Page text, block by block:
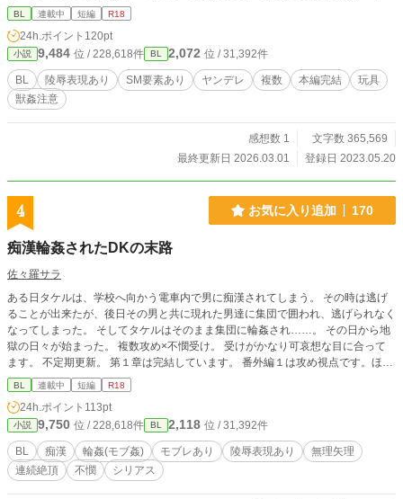
編完結済み・番外編 不定期に配信予定】 ※『横書き』方向に設定してお読みく
ださい。
BL 連載中 短編 R18
24h.ポイント 120pt
小説 9,484 位 / 228,618件 BL 2,072 位 / 31,392件
BL 陵辱表現あり SM要素あり ヤンデレ 複数 本編完結
玩具
獣姦注意
感想数 1
文字数 365,569
最終更新日 2026.03.01
登録日 2023.05.20
4 お気に入り追加 170
痴漢輪姦されたDKの末路
佐々羅サラ
ある日タケルは、学校へ向かう電車内で男に痴漢されてしまう。 その時は逃げ
ることが出来たが、後日その男と共に現れた男達に集団で囲われ、逃げられなく
なってしまった。 そしてタケルはそのまま集団に輪姦され……。 その日から地
獄の日々が始まった。 複数攻め×不憫受け。 受けがかなり可哀想な目に合って
ます。 不定期更新。 第１章は完結しています。 番外編１は攻め視点です。ほぼ
エロ無し。
BL 連載中 短編 R18
24h.ポイント 113pt
小説 9,750 位 / 228,618件 BL 2,118 位 / 31,392件
BL 痴漢 輪姦(モブ姦) モブレあり 陵辱表現あり
無理矢理
連続絶頂
不憫 シリアス